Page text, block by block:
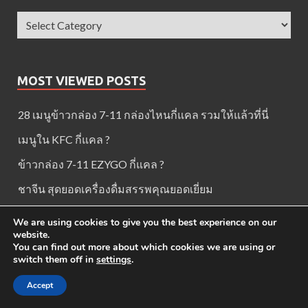
MOST VIEWED POSTS
28 เมนูข้าวกล่อง 7-11 กล่องไหนกี่แคล รวมให้แล้วที่นี่
เมนูใน KFC กี่แคล ?
ข้าวกล่อง 7-11 EZYGO กี่แคล ?
ชาจีน สุดยอดเครื่องดื่มสรรพคุณยอดเยี่ยม
Back to Home
We are using cookies to give you the best experience on our
website.
You can find out more about which cookies we are using or
switch them off in settings.
Accept